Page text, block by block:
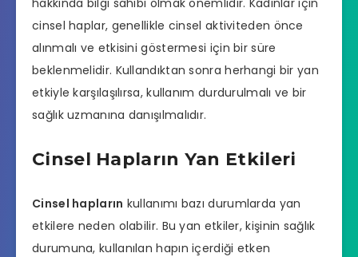
cinsel haplar, genellikle cinsel aktiviteden önce
alınmalı ve etkisini göstermesi için bir süre
beklenmelidir. Kullandıktan sonra herhangi bir yan
etkiyle karşılaşılırsa, kullanım durdurulmalı ve bir
sağlık uzmanına danışılmalıdır.
Cinsel Hapların Yan Etkileri
Cinsel hapların kullanımı bazı durumlarda yan
etkilere neden olabilir. Bu yan etkiler, kişinin sağlık
durumuna, kullanılan hapın içerdiği etken